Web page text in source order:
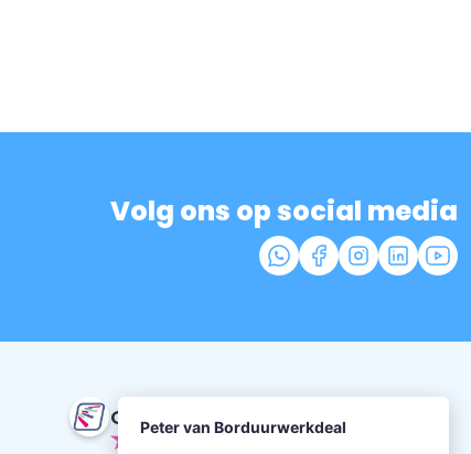
Volg ons op social media
Onze beoordeling
9.5uit 352 beoordelingen